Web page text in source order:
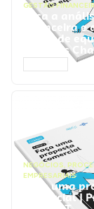
GESTÃO
Faça a
financeira e
ponto de
Prompts
NEGÓCIOS,
EMPRESARIAIS
Faça uma
comercial |